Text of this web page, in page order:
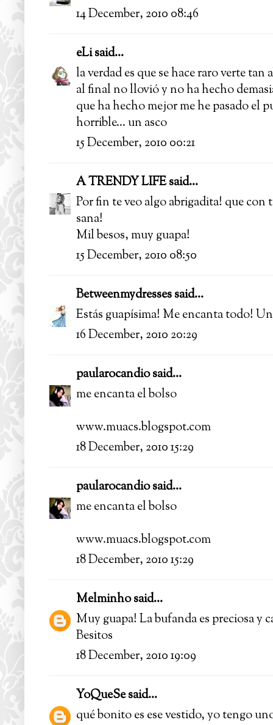
14 December, 2010 08:46
eLisaid...
la verdad es que se hace raro verte tan
al final no llovió y no ha hecho
que ha hecho mejor me he pasado el
horrible... un asco
15 December, 2010 00:21
A TRENDY LIFEsaid...
Por fin te veo algo abrigadita! que con
sana!
Mil besos, muy guapa!
15 December, 2010 08:50
Betweenmydressessaid...
Estás guapísima! Me encanta todo!
16 December, 2010 20:29
paularocandiosaid...
me encanta el bolso
www.muacs.blogspot.com
18 December, 2010 15:29
paularocandiosaid...
me encanta el bolso
www.muacs.blogspot.com
18 December, 2010 15:29
Melminhosaid...
Muy guapa! La bufanda es preciosa y
Besitos
18 December, 2010 19:09
YoQueSesaid...
qué bonito es ese vestido, yo tengo